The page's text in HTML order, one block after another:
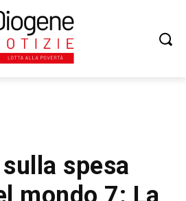
spesa